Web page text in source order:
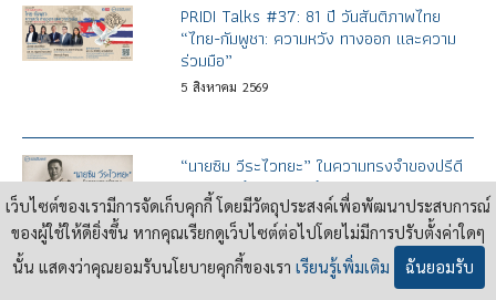
PRIDI Talks #37: 81 ปี วันสันติภาพไทย
“ไทย-กัมพูชา: ความหวัง ทางออก และความ
ร่วมมือ”
5 สิงหาคม 2569
“นายซิม วีระไวทยะ” ในความทรงจำของปรีดี
พนมยงค์ (พ.ศ.2486)
4 สิงหาคม 2569
เว็บไซต์ของเรามีการจัดเก็บคุกกี้ โดยมีวัตถุประสงค์เพื่อพัฒนาประสบการณ์
ของผู้ใช้ให้ดียิ่งขึ้น หากคุณเรียกดูเว็บไซต์ต่อไปโดยไม่มีการปรับตั้งค่าใดๆ
นั้น แสดงว่าคุณยอมรับนโยบายคุกกี้ของเรา เรียนรู้เพิ่มเติม ฉันยอมรับ